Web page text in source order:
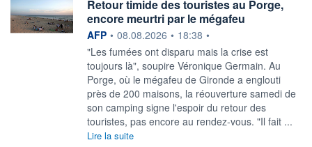
Retour timide des touristes au Porge,
encore meurtri par le mégafeu
information fournie par
AFP • 08.08.2026 • 18:38 •
"Les fumées ont disparu mais la crise est
toujours là", soupire Véronique Germain. Au
Porge, où le mégafeu de Gironde a englouti
près de 200 maisons, la réouverture samedi de
son camping signe l'espoir du retour des
touristes, pas encore au rendez-vous. "Il fait ...
Lire la suite